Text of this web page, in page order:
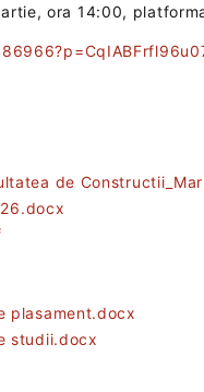
ora 14:00,
de
26.docx
plasament.docx
studii.docx